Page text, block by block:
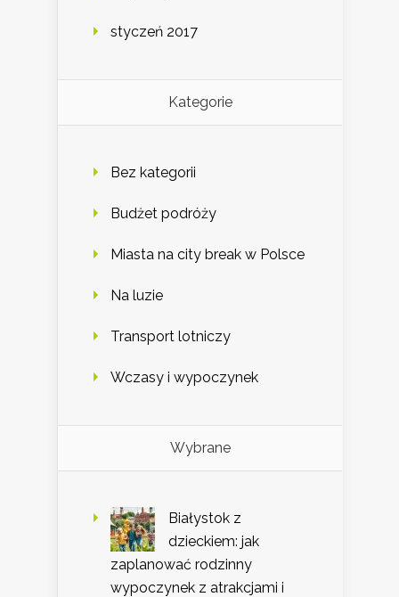
styczeń 2017
Kategorie
Bez kategorii
Budżet podróży
Miasta na city break w Polsce
Na luzie
Transport lotniczy
Wczasy i wypoczynek
Wybrane
Białystok z
dzieckiem: jak
zaplanować rodzinny
wypoczynek z atrakcjami i